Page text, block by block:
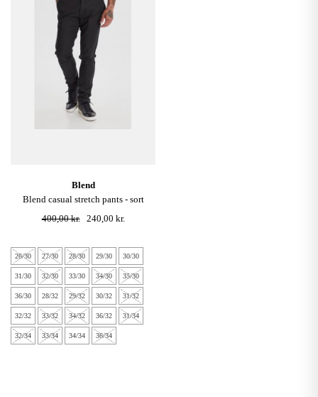
blend
blend casual stretch pants - sort
400,00 kr.
240,00 kr.
26/30 27/30 28/30 29/30 30/30
31/30 32/30 33/30 34/30 35/30
36/30 28/32 29/32 30/32 31/32
32/32 33/32 34/32 36/32 31/34
32/34 33/34 34/34 36/34